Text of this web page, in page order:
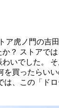
ア虎ノ門の吉
？ ストアで
いでした。
を買ったらい
は、この「ド